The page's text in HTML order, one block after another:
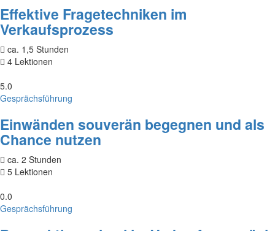
Effektive Fragetechniken im
Verkaufsprozess
ca. 1,5 Stunden
4 Lektionen
5.0
Gesprächsführung
Einwänden souverän begegnen und als
Chance nutzen
ca. 2 Stunden
5 Lektionen
0.0
Gesprächsführung